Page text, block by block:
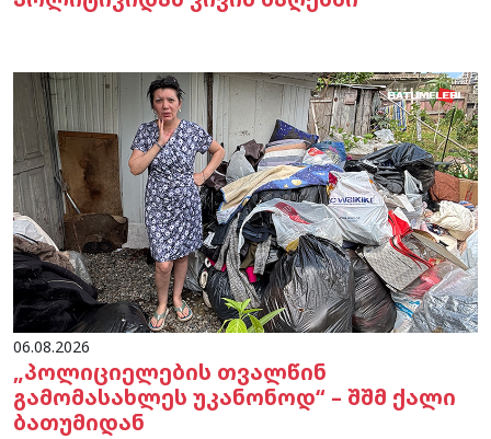
06.08.2026
„პოლიციელების თვალწინ
გამომასახლეს უკანონოდ“ – შშმ ქალი
ბათუმიდან